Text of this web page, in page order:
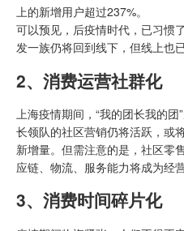
上的新增用户超过237%。
可以预见，后疫情时代，已习惯
发一族仍将回到线下，但线上也
2、 消费运营社群化
上海疫情期间，“我的团长我的
长领队的社区营销仍将活跃，或
新增量。但需注意的是，社区零
应链、物流、服务能力将成为经
3、 消费时间碎片化